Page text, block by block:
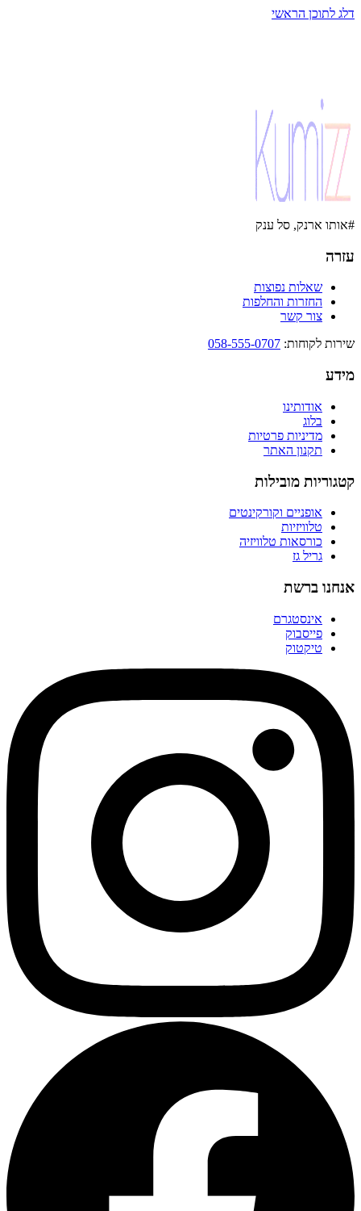
דלג לתוכן הראשי
#אותו ארנק, סל ענק
עזרה
שאלות נפוצות
החזרות והחלפות
צור קשר
שירות לקוחות:
058-555-0707
מידע
אודותינו
בלוג
מדיניות פרטיות
תקנון האתר
קטגוריות מובילות
אופניים וקורקינטים
טלוויזיות
כורסאות טלוויזיה
גריל גז
אנחנו ברשת
אינסטגרם
פייסבוק
טיקטוק